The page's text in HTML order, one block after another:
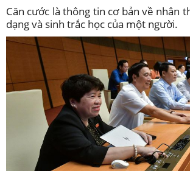
Căn cước là thông tin cơ bản về nhân
dạng và sinh trắc học của một người.